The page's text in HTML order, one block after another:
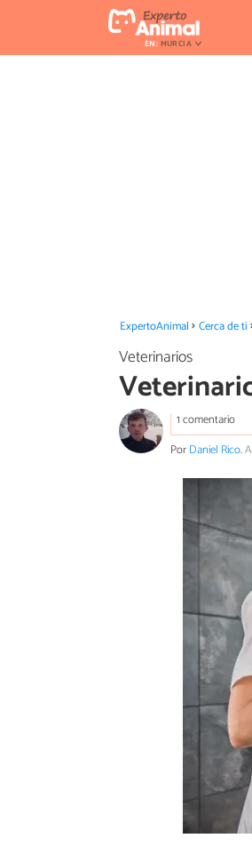
EN: MURCIA
ExpertoAnimal Cerca de ti
Veterinarios
1 comentario
PorDaniel Rico.